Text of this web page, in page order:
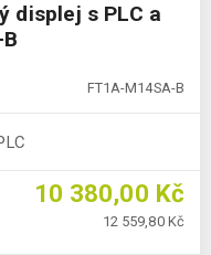
displej s PLC a
FT1A-M14SA-B
10 380,00 Kč
12 559,80 Kč